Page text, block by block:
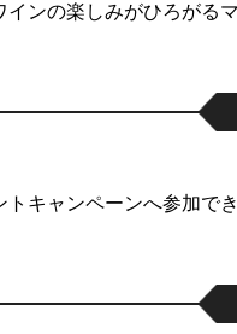
インの楽しみがひろがる
キャンペーンへ参加でき